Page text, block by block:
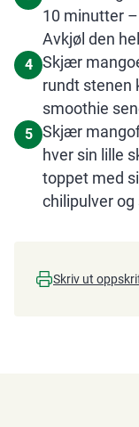
10 minutter
Avkjøl den
4
Skjær
rundt stenen
smoothie
5
Skjær
hver sin lille
toppet med
chilipulver og
Skriv ut